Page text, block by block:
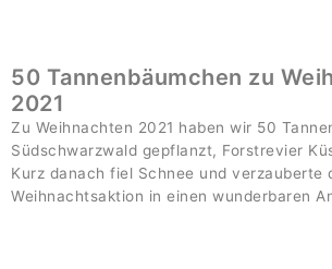
50 Tannenbäumchen zu
2021
Zu Weihnachten 2021 haben wir 50
Südschwarzwald gepflanzt, Forstrevier
Kurz danach fiel Schnee und verzauberte
Weihnachtsaktion in einen wunderbaren